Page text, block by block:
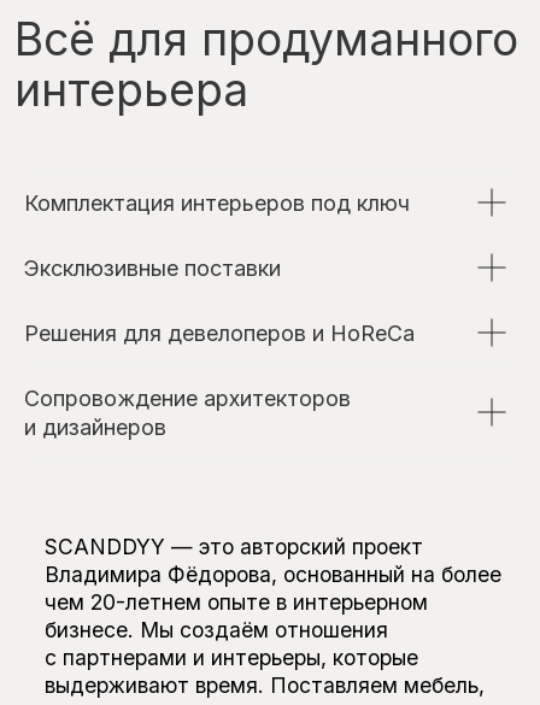
Комплектация интерьеров под ключ
Эксклюзивные поставки
Решения для девелоперов и HoReCa
Сопровождение архитекторов
и дизайнеров
Разработка сайта Ольга Чекалюк